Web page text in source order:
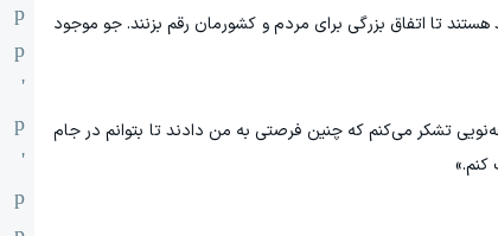
تا اتفاق بزرگی برای مردم و کشورمان رقم بزنند. جو موجود
تشکر می‌کنم که چنین فرصتی به من دادند تا بتوانم در جام
کنم.»